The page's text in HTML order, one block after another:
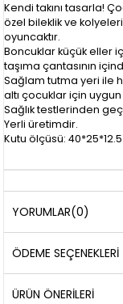
Kendi takını tasarla!
özel bileklik ve
oyuncaktır.
Boncuklar küçük eller
taşıma çantasının
Sağlam tutma yeri ile
altı çocuklar için
Sağlık testlerinden
Yerli üretimdir.
Kutu ölçüsü:
YORUMLAR(0)
ÖDEME SEÇENEKLERI
ÜRÜN ÖNERILERI